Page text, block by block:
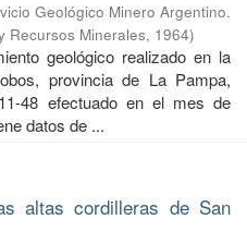
Geológico Minero Argentino.
Recursos Minerales, 1964)
geológico realizado en la
provincia de La Pampa,
48 efectuado en el mes de
datos de ...
altas cordilleras de San